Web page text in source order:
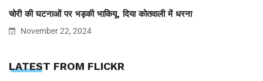
चोरी की घटनाओं पर भड़की भाकियू, दिया कोतवाली में धरना
November 22, 2024
LATEST FROM FLICKR